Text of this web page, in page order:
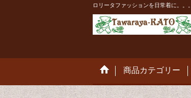
ロリータファッションを日常着に。。。
商品カテゴリー